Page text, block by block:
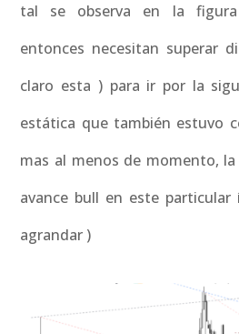
tal se observa en la
entonces necesitan superar
claro esta ) para ir por la
estática que también estuvo
mas al menos de momento,
avance bull en este particular
agrandar )